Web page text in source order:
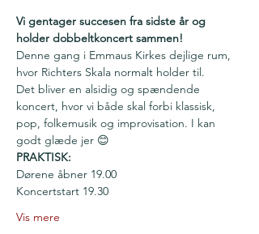
Vi gentager succesen fra sidste år og
holder dobbeltkoncert sammen!
Denne gang i Emmaus Kirkes dejlige rum,
hvor Richters Skala normalt holder til.
Det bliver en alsidig og spændende
koncert, hvor vi både skal forbi klassisk,
pop, folkemusik og improvisation. I kan
godt glæde jer 😊
PRAKTISK:
Dørene åbner 19.00
Koncertstart 19.30
Vis mere